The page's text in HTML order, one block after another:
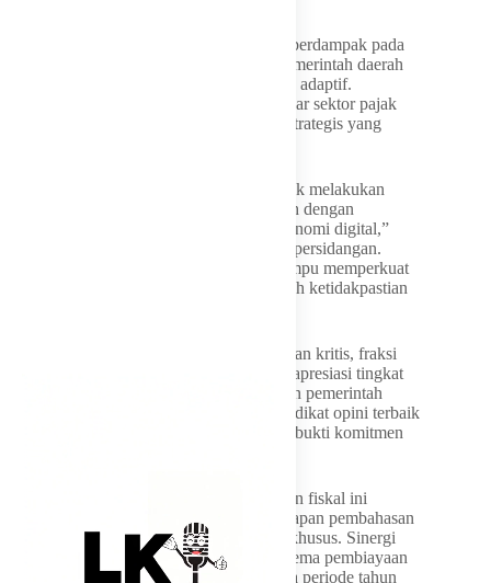
Tantangan fluktuasi ekonomi global yang berdampak pada
daya beli masyarakat pelosok menuntut pemerintah daerah
untuk menyusun skenario fiskal yang lebih adaptif.
Diversifikasi sumber pendapatan baru di luar sektor pajak
konvensional dinilai menjadi jalan keluar strategis yang
“Kami mendorong pemerintah daerah untuk melakukan
diversifikasi sumber pendapatan asli daerah dengan
mengoptimalkan sektor pariwisata dan ekonomi digital,”
tambah Sugiarto di hadapan jajaran forum persidangan.
Masukan strategis tersebut diharapkan mampu memperkuat
jaring pengaman sosial nonreguler di tengah ketidakpastian
Meskipun melayangkan sejumlah pertanyaan kritis, fraksi
berlambang pohon beringin ini tetap mengapresiasi tingkat
kepatuhan administrasi pelaporan keuangan pemerintah
daerah. Keberhasilan mempertahankan predikat opini terbaik
dari badan pemeriksa pusat dinilai sebagai bukti komitmen
Seluruh draf dokumen pertanggungjawaban fiskal ini
dinyatakan siap untuk dikawal menuju tahapan pembahasan
lanjutan di tingkat komisi maupun panitia khusus. Sinergi
yang kuat diharapkan dapat melahirkan skema pembiayaan
operasional yang lebih pro-rakyat pada sisa periode tahun